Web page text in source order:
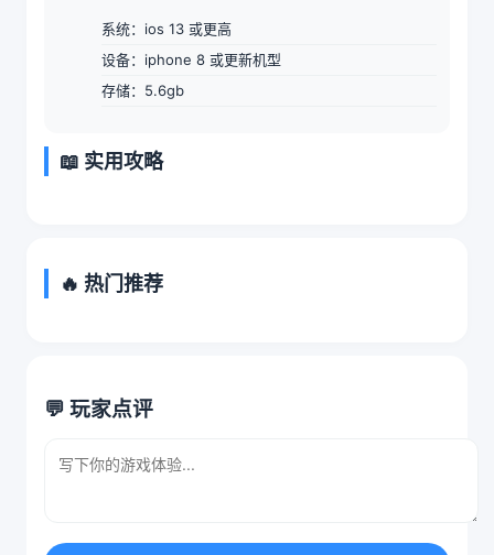
系统：ios 13 或更高
设备：iphone 8 或更新机型
存储：5.6gb
📖 实用攻略
🔥 热门推荐
💬 玩家点评